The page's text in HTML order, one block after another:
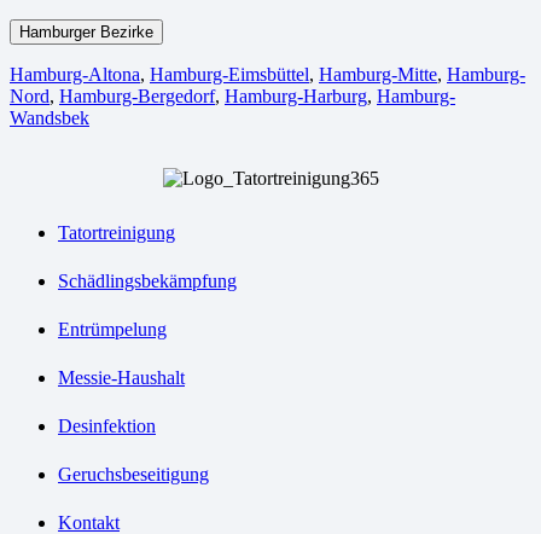
Hamburger Bezirke
Hamburg-Altona, Hamburg-Eimsbüttel, Hamburg-Mitte, Hamburg-
Nord, Hamburg-Bergedorf, Hamburg-Harburg, Hamburg-
Wandsbek
Tatortreinigung
Schädlingsbekämpfung
Entrümpelung
Messie-Haushalt
Desinfektion
Geruchsbeseitigung
Kontakt